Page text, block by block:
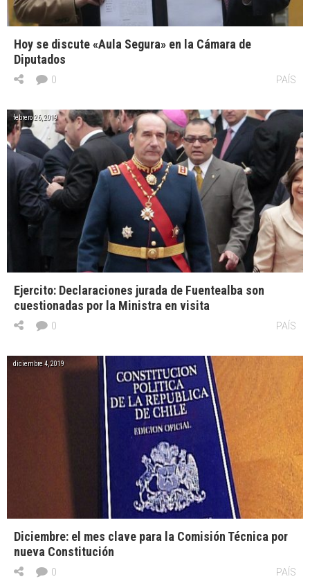
Hoy se discute «Aula Segura» en la Cámara de
Diputados
PAÍS
0
febrero 26, 2019
Ejercito: Declaraciones jurada de Fuentealba son
cuestionadas por la Ministra en visita
PAÍS
0
diciembre 4, 2019
Diciembre: el mes clave para la Comisión Técnica por
nueva Constitución
PAÍS
0